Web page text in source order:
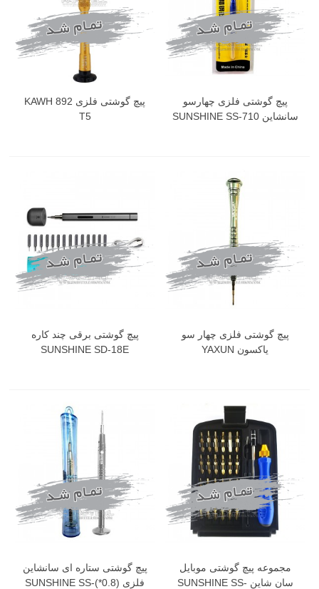
پیچ گوشتی فلزی چهارسو
سانشاین SUNSHINE SS-710
پیچ گوشتی فلزی KAWH 892
T5
پیچ گوشتی فلزی چهار سو
یاکسون YAXUN
پیچ گوشتی برقی چند کاره
SUNSHINE SD-18E
مجموعه پیچ گوشتی موبایل
سان شاین SUNSHINE SS-
پیچ گوشتی ستاره ای سانشاین
فلزی (0.8*)SUNSHINE SS-